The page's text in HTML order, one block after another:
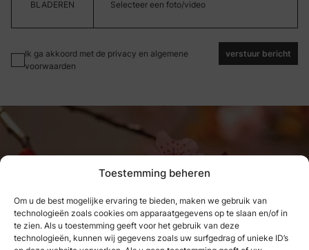
Toestemming beheren
Om u de best mogelijke ervaring te bieden, maken we gebruik van
technologieën zoals cookies om apparaatgegevens op te slaan en/of in
te zien. Als u toestemming geeft voor het gebruik van deze
technologieën, kunnen wij gegevens zoals uw surfgedrag of unieke ID’s
Selecteer een foto/video
Ik ga akkoord met de privacy en algemene
voorwaarden
verstuur bericht
Wat we hebben genoten, kunnen